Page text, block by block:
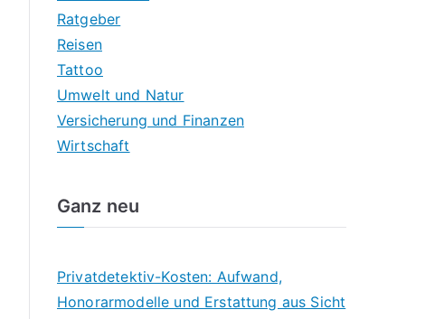
Ratgeber
Reisen
Tattoo
Umwelt und Natur
Versicherung und Finanzen
Wirtschaft
Ganz neu
Privatdetektiv-Kosten: Aufwand,
Honorarmodelle und Erstattung aus Sicht